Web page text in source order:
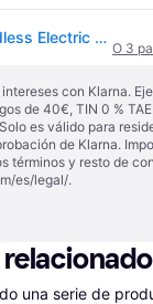
Karcher Fc 7 Cordless Electric Mop Transparente One Size / EU Plug 220V
O 3
con Klarna.
de 40€, TIN 0 %
es válido para
de Klarna.
términos y resto de
es/legal/.
una serie de